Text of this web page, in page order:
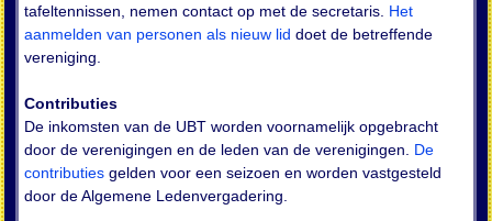
tafeltennissen, nemen contact op met de secretaris. Het
aanmelden van personen als nieuw lid doet de betreffende
vereniging.
Contributies
De inkomsten van de UBT worden voornamelijk opgebracht
door de verenigingen en de leden van de verenigingen. De
contributies gelden voor een seizoen en worden vastgesteld
door de Algemene Ledenvergadering.